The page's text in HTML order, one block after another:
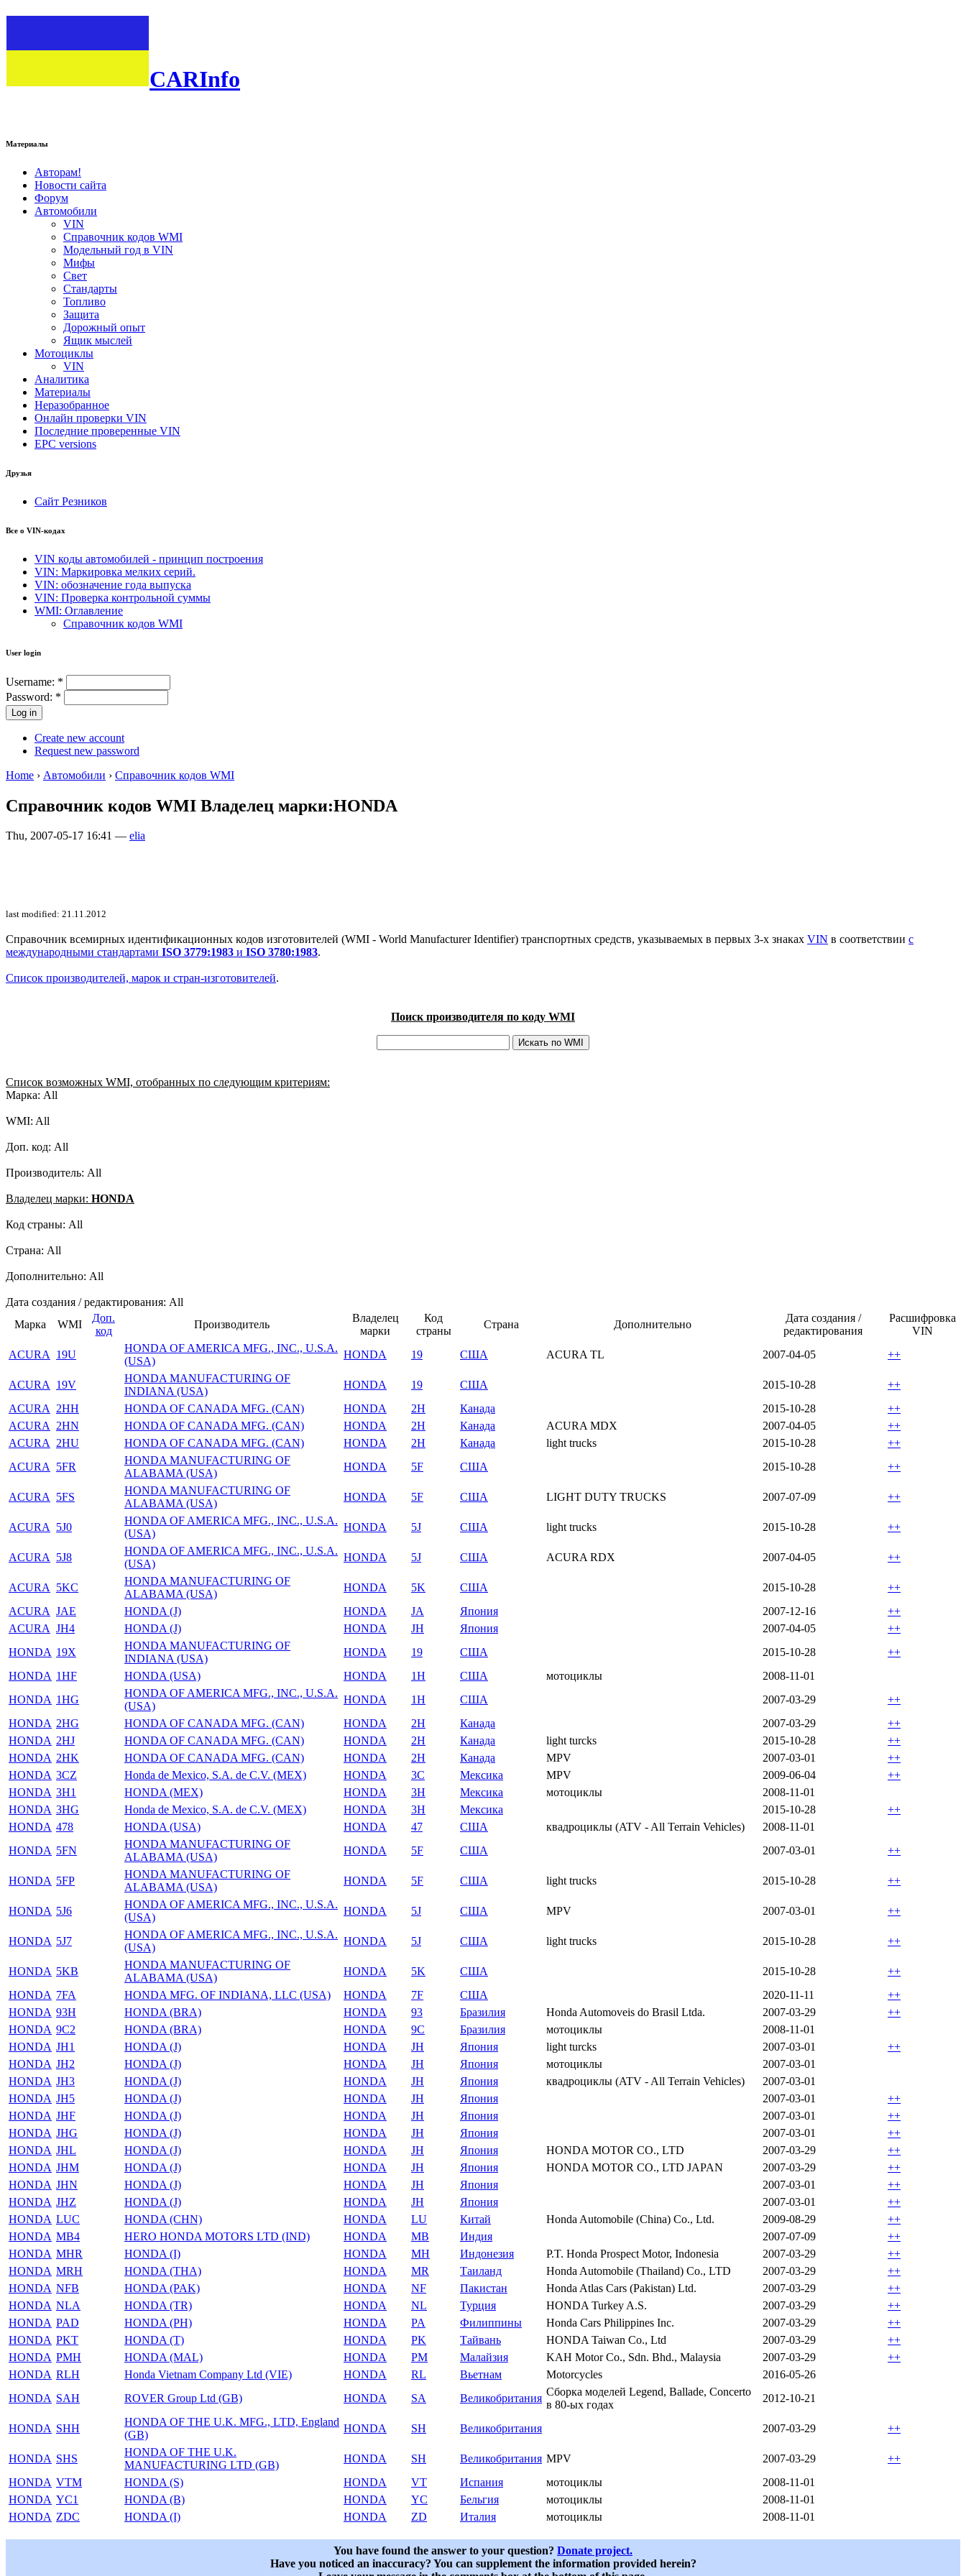
CARInfo
Материалы
Авторам!
Новости сайта
Форум
Автомобили
VIN
Справочник кодов WMI
Модельный год в VIN
Мифы
Свет
Стандарты
Топливо
Защита
Дорожный опыт
Ящик мыслей
Мотоциклы
VIN
Аналитика
Материалы
Неразобранное
Онлайн проверки VIN
Последние проверенные VIN
EPC versions
Друзья
Сайт Резников
Все о VIN-кодах
VIN коды автомобилей - принцип построения
VIN: Маркировка мелких серий.
VIN: обозначение года выпуска
VIN: Проверка контрольной суммы
WMI: Оглавление
Справочник кодов WMI
User login
Username: *
Password: *
Create new account
Request new password
Home › Автомобили › Справочник кодов WMI
Справочник кодов WMI Владелец марки:HONDA
Thu, 2007-05-17 16:41 — elia
last modified: 21.11.2012
Справочник всемирных идентификационных кодов изготовителей (WMI - World Manufacturer Identifier) транспортных средств, указываемых в первых 3-х знаках VIN в соответствии с
международными стандартами ISO 3779:1983 и ISO 3780:1983.
Список производителей, марок и стран-изготовителей.
Поиск производителя по коду WMI
Список возможных WMI, отобранных по следующим критериям:
Марка: All
WMI: All
Доп. код: All
Производитель: All
Владелец марки: HONDA
Код страны: All
Страна: All
Дополнительно: All
Дата создания / редактирования: All
Марка
WMI
Доп.
код
Производитель
Владелец
марки
Код
страны
Страна Дополнительно
Дата создания /
редактирования
Расшифровка
VIN
ACURA 19U
HONDA OF AMERIСA MFG., INC., U.S.A.
(USA)
HONDA 19 США ACURA TL 2007-04-05 ++
ACURA 19V
HONDA MANUFACTURING OF
INDIANA (USA)
HONDA 19 США 2015-10-28
++
ACURA 2HH HONDA OF CANADA MFG. (CAN) HONDA 2H Канада 2015-10-28
++
ACURA 2HN HONDA OF CANADA MFG. (CAN) HONDA 2H Канада ACURA MDX 2007-04-05
++
ACURA 2HU HONDA OF CANADA MFG. (CAN) HONDA 2H Канада light trucks 2015-10-28
++
ACURA 5FR
HONDA MANUFACTURING OF
ALABAMA (USA)
HONDA 5F США 2015-10-28 ++
ACURA 5FS
HONDA MANUFACTURING OF
ALABAMA (USA)
HONDA 5F США LIGHT DUTY TRUCKS 2007-07-09 ++
ACURA 5J0
HONDA OF AMERIСA MFG., INC., U.S.A.
(USA)
HONDA 5J США light trucks 2015-10-28 ++
ACURA 5J8
HONDA OF AMERIСA MFG., INC., U.S.A.
(USA)
HONDA 5J США ACURA RDX 2007-04-05 ++
ACURA 5KC
HONDA MANUFACTURING OF
ALABAMA (USA)
HONDA 5K США 2015-10-28
++
ACURA JAE HONDA (J) HONDA JA Япония 2007-12-16
++
ACURA JH4 HONDA (J) HONDA JH Япония 2007-04-05
++
HONDA 19X
HONDA MANUFACTURING OF
INDIANA (USA)
HONDA 19 США 2015-10-28
++
HONDA 1HF HONDA (USA) HONDA 1H США мотоциклы
2008-11-01
HONDA 1HG
HONDA OF AMERIСA MFG., INC., U.S.A.
(USA)
HONDA 1H США 2007-03-29
++
HONDA 2HG HONDA OF CANADA MFG. (CAN) HONDA 2H Канада 2007-03-29
++
HONDA 2HJ HONDA OF CANADA MFG. (CAN) HONDA 2H Канада light turcks 2015-10-28
++
HONDA 2HK HONDA OF CANADA MFG. (CAN) HONDA 2H Канада MPV 2007-03-01
++
HONDA 3CZ Honda de Mexico, S.A. de C.V. (MEX) HONDA 3C Мексика MPV 2009-06-04
++
HONDA 3H1 HONDA (MEX) HONDA 3H Мексика мотоциклы
2008-11-01
HONDA 3HG Honda de Mexico, S.A. de C.V. (MEX) HONDA 3H Мексика 2015-10-28
++
HONDA 478 HONDA (USA) HONDA 47 США квадроциклы (ATV - All Terrain Vehicles)
2008-11-01
HONDA 5FN
HONDA MANUFACTURING OF
ALABAMA (USA)
HONDA 5F США 2007-03-01 ++
HONDA 5FP
HONDA MANUFACTURING OF
ALABAMA (USA)
HONDA 5F США light trucks 2015-10-28 ++
HONDA 5J6
HONDA OF AMERIСA MFG., INC., U.S.A.
(USA)
HONDA 5J США MPV 2007-03-01 ++
HONDA 5J7
HONDA OF AMERIСA MFG., INC., U.S.A.
(USA)
HONDA 5J США light trucks 2015-10-28 ++
HONDA 5KB
HONDA MANUFACTURING OF
ALABAMA (USA)
HONDA 5K США 2015-10-28
++
HONDA 7FA HONDA MFG. OF INDIANA, LLC (USA) HONDA 7F США 2020-11-11
++
HONDA 93H HONDA (BRA) HONDA 93 Бразилия Honda Automoveis do Brasil Ltda. 2007-03-29
++
HONDA 9C2 HONDA (BRA) HONDA 9C Бразилия мотоциклы
2008-11-01
HONDA JH1 HONDA (J) HONDA JH Япония light turcks 2007-03-01
++
HONDA JH2 HONDA (J) HONDA JH Япония мотоциклы
2007-03-01
HONDA JH3 HONDA (J) HONDA JH Япония квадроциклы (ATV - All Terrain Vehicles)
2007-03-01
HONDA JH5 HONDA (J) HONDA JH Япония 2007-03-01
++
HONDA JHF HONDA (J) HONDA JH Япония 2007-03-01
++
HONDA JHG HONDA (J) HONDA JH Япония 2007-03-01
++
HONDA JHL HONDA (J) HONDA JH Япония HONDA MOTOR CO., LTD 2007-03-29
++
HONDA JHM HONDA (J) HONDA JH Япония HONDA MOTOR CO., LTD JAPAN 2007-03-29
++
HONDA JHN HONDA (J) HONDA JH Япония 2007-03-01
++
HONDA JHZ HONDA (J) HONDA JH Япония 2007-03-01
++
HONDA LUC HONDA (CHN) HONDA LU Китай Honda Automobile (China) Co., Ltd. 2009-08-29
++
HONDA MB4 HERO HONDA MOTORS LTD (IND) HONDA MB Индия 2007-07-09
++
HONDA MHR HONDA (I) HONDA MH Индонезия P.T. Honda Prospect Motor, Indonesia 2007-03-29
++
HONDA MRH HONDA (THA) HONDA MR Таиланд Honda Automobile (Thailand) Co., LTD 2007-03-29
++
HONDA NFB HONDA (PAK) HONDA NF Пакистан Honda Atlas Cars (Pakistan) Ltd. 2007-03-29
++
HONDA NLA HONDA (TR) HONDA NL Турция HONDA Turkey A.S. 2007-03-29
++
HONDA PAD HONDA (PH) HONDA PA Филиппины Honda Cars Philippines Inc. 2007-03-29
++
HONDA PKT HONDA (T) HONDA PK Тайвань HONDA Taiwan Co., Ltd 2007-03-29
++
HONDA PMH HONDA (MAL) HONDA PM Малайзия KAH Motor Co., Sdn. Bhd., Malaysia 2007-03-29
++
HONDA RLH Honda Vietnam Company Ltd (VIE) HONDA RL Вьетнам Motorcycles
2016-05-26
HONDA SAH ROVER Group Ltd (GB) HONDA SA Великобритания
Сборка моделей Legend, Ballade, Concerto
в 80-ых годах
2012-10-21
HONDA SHH
HONDA OF THE U.K. MFG., LTD, England
(GB)
HONDA SH Великобритания 2007-03-29 ++
HONDA SHS
HONDA OF THE U.K.
MANUFACTURING LTD (GB)
HONDA SH Великобритания MPV 2007-03-29
++
HONDA VTM HONDA (S) HONDA VT Испания мотоциклы
2008-11-01
HONDA YC1 HONDA (B) HONDA YC Бельгия мотоциклы
2008-11-01
HONDA ZDC HONDA (I) HONDA ZD Италия мотоциклы 2008-11-01
You have found the answer to your question? Donate project.
Have you noticed an inaccuracy? You can supplement the information provided herein?